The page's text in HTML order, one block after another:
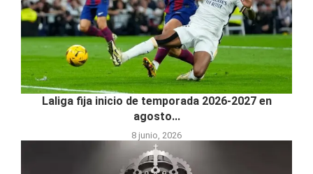
Laliga fija inicio de temporada 2026-2027 en
agosto...
8 junio, 2026